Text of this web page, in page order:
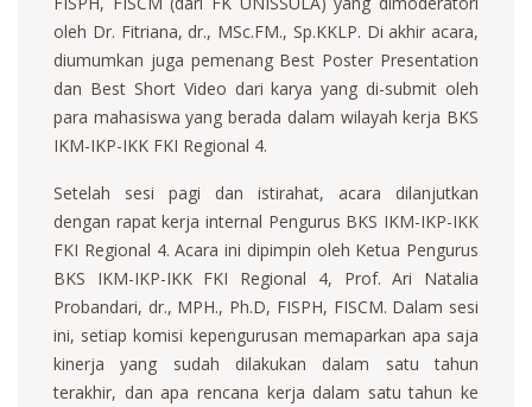
oleh Dr. Fitriana, dr., MSc.FM., Sp.KKLP. Di akhir acara,
diumumkan juga pemenang Best Poster Presentation
dan Best Short Video dari karya yang di-submit oleh
para mahasiswa yang berada dalam wilayah kerja BKS
IKM-IKP-IKK FKI Regional 4.
Setelah sesi pagi dan istirahat, acara dilanjutkan
dengan rapat kerja internal Pengurus BKS IKM-IKP-IKK
FKI Regional 4. Acara ini dipimpin oleh Ketua Pengurus
BKS IKM-IKP-IKK FKI Regional 4, Prof. Ari Natalia
Probandari, dr., MPH., Ph.D, FISPH, FISCM. Dalam sesi
ini, setiap komisi kepengurusan memaparkan apa saja
kinerja yang sudah dilakukan dalam satu tahun
terakhir, dan apa rencana kerja dalam satu tahun ke